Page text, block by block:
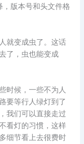
版本号和头文件格
就变成虫了。这话
了，虫也能变成
时候，一些不为人
要等行人绿灯到了
我们可以直接走过
看灯的习惯，这样
细节看上去很费时